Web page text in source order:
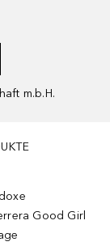
m.b.H.
Good Girl